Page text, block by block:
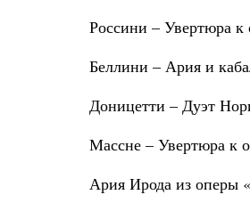
Россини – Увертюра к
Беллини – Ария и
Доницетти – Дуэт
Массне – Увертюра к
Ария Ирода из оперы